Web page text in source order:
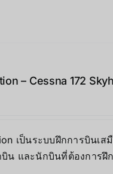
– Cessna 172
เป็นระบบฝึกการบินเ
บิน และนักบินที่ต้องการ